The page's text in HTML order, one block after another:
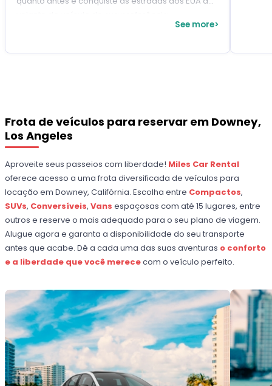
See more>
Frota de veículos para reservar em Downey,
Los Angeles
Aproveite seus passeios com liberdade! Miles Car Rental
oferece acesso a uma frota diversificada de veículos para
locação em Downey, Califórnia. Escolha entre Compactos,
SUVs, Conversíveis,Vansespaçosas com até 15 lugares, entre
outros e reserve o mais adequado para o seu plano de viagem.
Alugue agora e garanta a disponibilidade do seu transporte
antes que acabe. Dê a cada uma das suas aventuras o conforto
e a liberdade que você merececom o veículo perfeito.